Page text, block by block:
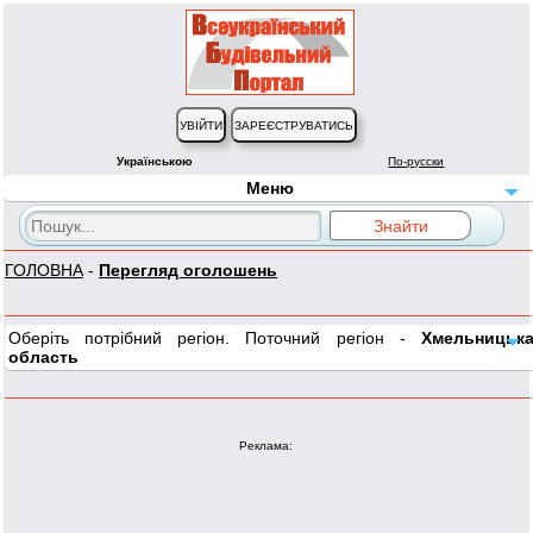
Українською По-русски
Меню
ГОЛОВНА - Перегляд оголошень
Оберіть потрібний регіон. Поточний регіон - Хмельницька
область
Реклама: